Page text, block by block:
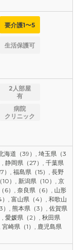
要介護1〜5
生活保護可
2人部屋
有
病院
クリニック
海道（39）, 埼玉県（3
静岡県（27）, 千葉県
）, 福島県（15）, 長野
10）, 新潟県（10）, 京
6）, 奈良県（6）, 山形
, 富山県（4）, 和歌山
, 熊本県（3）, 佐賀県
, 愛媛県（2）, 秋田県
宮崎県（1）, 鹿児島県